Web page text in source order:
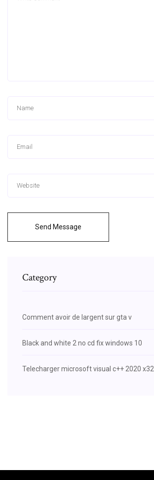
Send Message
Category
Comment avoir de largent sur gta v
Black and white 2 no cd fix windows 10
Telecharger microsoft visual c++ 2020 x32